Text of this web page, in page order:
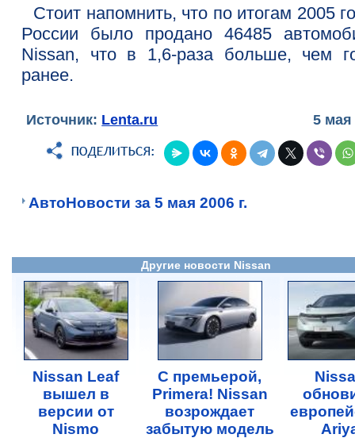
Стоит напомнить, что по итогам 2005
России было продано 46485
Nissan, что в 1,6-раза больше, чем
ранее.
Источник: Lenta.ru 5 мая
АвтоНовости за 5 мая 2006 г.
Другие новости Nissan
Nissan Leaf
вышел в
версии от
Nismo
С премьерой,
Primera! Nissan
возрождает
забытую модель